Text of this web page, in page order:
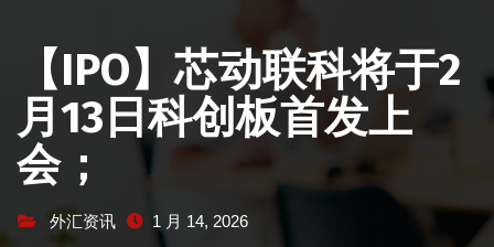
【IPO】芯动联科将于2
月13日科创板首发上
会；
外汇资讯 1 月 14, 2026